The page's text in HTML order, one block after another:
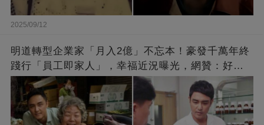
2025/09/12
明道轉型企業家「月入2億」不忘本！豪發千萬年終
踐行「員工即家人」，幸福近況曝光，網贊：好老
闆的福報